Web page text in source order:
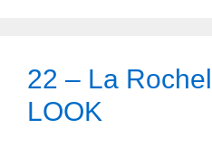
22 – La
LOOK